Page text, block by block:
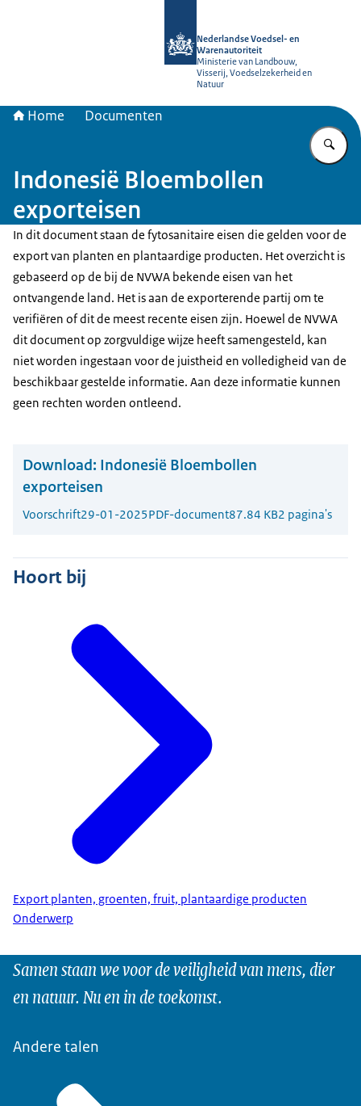
Nederlandse Voedsel- en
Warenautoriteit
Ministerie van Landbouw,
Visserij, Voedselzekerheid en
Natuur
Home Documenten
Indonesië Bloembollen
exporteisen
In dit document staan de fytosanitaire eisen die gelden voor de
export van planten en plantaardige producten. Het overzicht is
gebaseerd op de bij de NVWA bekende eisen van het
ontvangende land. Het is aan de exporterende partij om te
verifiëren of dit de meest recente eisen zijn. Hoewel de NVWA
dit document op zorgvuldige wijze heeft samengesteld, kan
niet worden ingestaan voor de juistheid en volledigheid van de
beschikbaar gestelde informatie. Aan deze informatie kunnen
geen rechten worden ontleend.
Download: Indonesië Bloembollen
exporteisen
Voorschrift29-01-2025PDF-document87.84 KB2 pagina's
Hoort bij
Export planten, groenten, fruit, plantaardige producten
Onderwerp
Samen staan we voor de veiligheid van mens, dier
en natuur. Nu en in de toekomst.
Andere talen